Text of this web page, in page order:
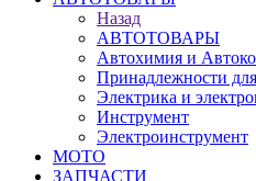
Назад
АВТОТОВАРЫ
Автохимия и
Принадлежности
Электрика и
Инструмент
Электроинструмент
МОТО
ЗАПЧАСТИ